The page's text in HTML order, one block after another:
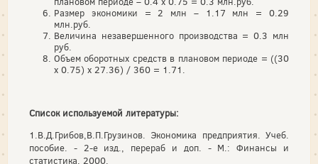
Размер экономики = 2 млн – 1.17 млн = 0.29
млн.руб.
Величина незавершенного производства = 0.3 млн
руб.
Объем оборотных средств в плановом периоде = ((30
х 0.75) х 27.36) / 360 = 1.71.
Список используемой литературы:
1.В.Д.Грибов,В.П.Грузинов. Экономика предприятия. Учеб.
пособие. - 2-е изд., перераб и доп. - М.: Финансы и
статистика, 2000.